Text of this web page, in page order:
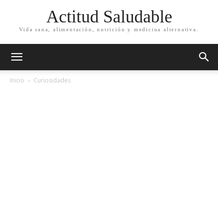
Actitud Saludable
Vida sana, alimentación, nutrición y medicina alternativa.
Inicio Curiosidades